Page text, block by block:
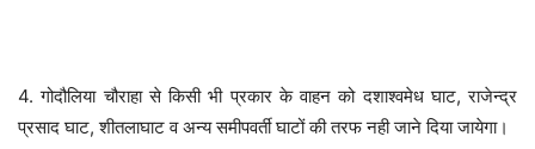
4. गोदौलिया चौराहा से किसी भी प्रकार के वाहन को दशाश्वमेध घाट, राजेन्द्र
प्रसाद घाट, शीतलाघाट व अन्य समीपवर्ती घाटों की तरफ नही जाने दिया जायेगा।